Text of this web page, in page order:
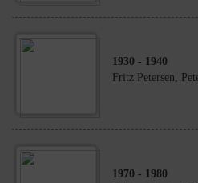
1930 - 1940
Fritz Petersen,
1970 - 1980